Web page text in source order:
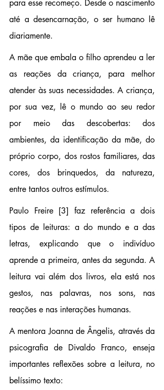
para esse recomeço. Desde o nascimento
até a desencarnação, o ser humano lê
diariamente.
A mãe que embala o filho aprendeu a ler
as reações da criança, para melhor
atender às suas necessidades. A criança,
por sua vez, lê o mundo ao seu redor
por meio das descobertas: dos
ambientes, da identificação da mãe, do
próprio corpo, dos rostos familiares, das
cores, dos brinquedos, da natureza,
entre tantos outros estímulos.
Paulo Freire [3] faz referência a dois
tipos de leituras: a do mundo e a das
letras, explicando que o indivíduo
aprende a primeira, antes da segunda. A
leitura vai além dos livros, ela está nos
gestos, nas palavras, nos sons, nas
reações e nas interações humanas.
A mentora Joanna de Ângelis, através da
psicografia de Divaldo Franco, enseja
importantes reflexões sobre a leitura, no
belíssimo texto: